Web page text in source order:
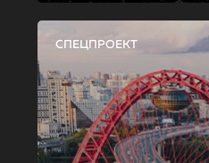
СПЕЦПРОЕКТ